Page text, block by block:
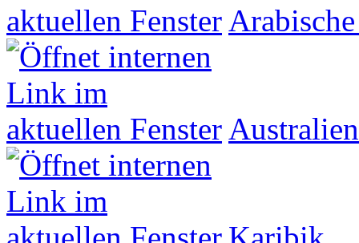
Australien